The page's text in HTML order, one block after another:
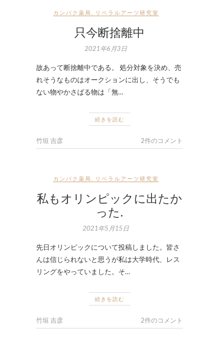
カンパク薬局 リベラルアーツ研究室
只今断捨離中
2021年6月3日
故あって断捨離中である。 処分対象を決め、売
れそうなものはオークションに出し、そうでも
ない物やかさばる物は「無…
続きを読む
竹垣 吉彦 2件のコメント
カンパク薬局 リベラルアーツ研究室
私もオリンピックに出たか
った.
2021年5月15日
先日オリンピックについて投稿しました。皆さ
んは信じられないと思うが私は大学時代、レス
リングをやっていました。そ…
続きを読む
竹垣 吉彦 2件のコメント